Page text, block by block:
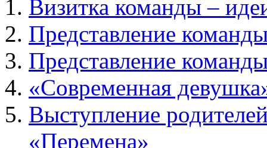
Визитка команды –
Представление
Представление
«Современная
Выступление
«Перемена»